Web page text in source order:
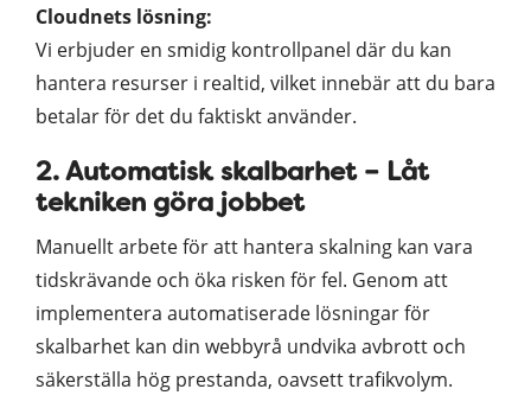
Cloudnets lösning:
Vi erbjuder en smidig kontrollpanel där du kan
hantera resurser i realtid, vilket innebär att du bara
betalar för det du faktiskt använder.
2. Automatisk skalbarhet – Låt
tekniken göra jobbet
Manuellt arbete för att hantera skalning kan vara
tidskrävande och öka risken för fel. Genom att
implementera automatiserade lösningar för
skalbarhet kan din webbyrå undvika avbrott och
säkerställa hög prestanda, oavsett trafikvolym.